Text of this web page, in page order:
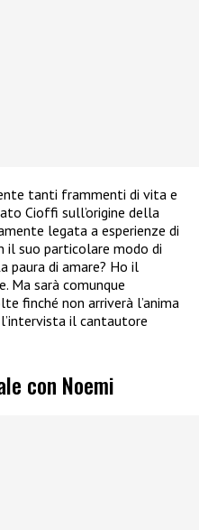
tanti frammenti di vita e
Cioffi sull’origine della
legata a esperienze di
il suo particolare modo di
paura di amare? Ho il
Ma sarà comunque
finché non arriverà l’anima
il cantautore
con Noemi